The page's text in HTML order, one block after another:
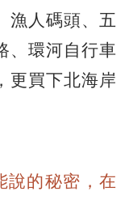
漁人碼頭、五
、環河自行車
更買下北海岸
說的秘密，在